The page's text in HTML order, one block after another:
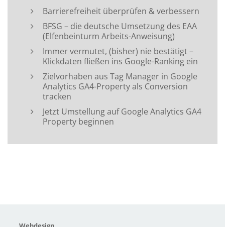
Barrierefreiheit überprüfen & verbessern
BFSG – die deutsche Umsetzung des EAA
(Elfenbeinturm Arbeits-Anweisung)
Immer vermutet, (bisher) nie bestätigt –
Klickdaten fließen ins Google-Ranking ein
Zielvorhaben aus Tag Manager in Google
Analytics GA4-Property als Conversion
tracken
Jetzt Umstellung auf Google Analytics GA4
Property beginnen